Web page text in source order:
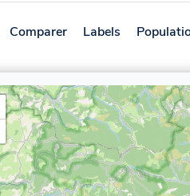
Comparer Labels